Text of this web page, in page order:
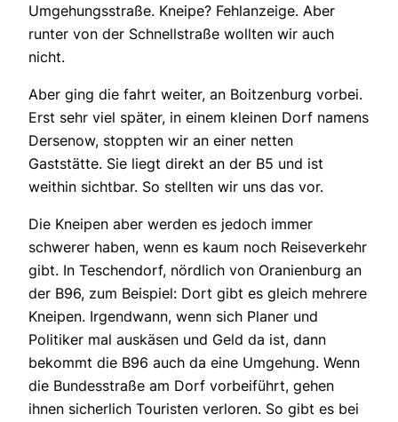
Umgehungsstraße. Kneipe? Fehlanzeige. Aber
runter von der Schnellstraße wollten wir auch
nicht.
Aber ging die fahrt weiter, an Boitzenburg vorbei.
Erst sehr viel später, in einem kleinen Dorf namens
Dersenow, stoppten wir an einer netten
Gaststätte. Sie liegt direkt an der B5 und ist
weithin sichtbar. So stellten wir uns das vor.
Die Kneipen aber werden es jedoch immer
schwerer haben, wenn es kaum noch Reiseverkehr
gibt. In Teschendorf, nördlich von Oranienburg an
der B96, zum Beispiel: Dort gibt es gleich mehrere
Kneipen. Irgendwann, wenn sich Planer und
Politiker mal auskäsen und Geld da ist, dann
bekommt die B96 auch da eine Umgehung. Wenn
die Bundesstraße am Dorf vorbeiführt, gehen
ihnen sicherlich Touristen verloren. So gibt es bei